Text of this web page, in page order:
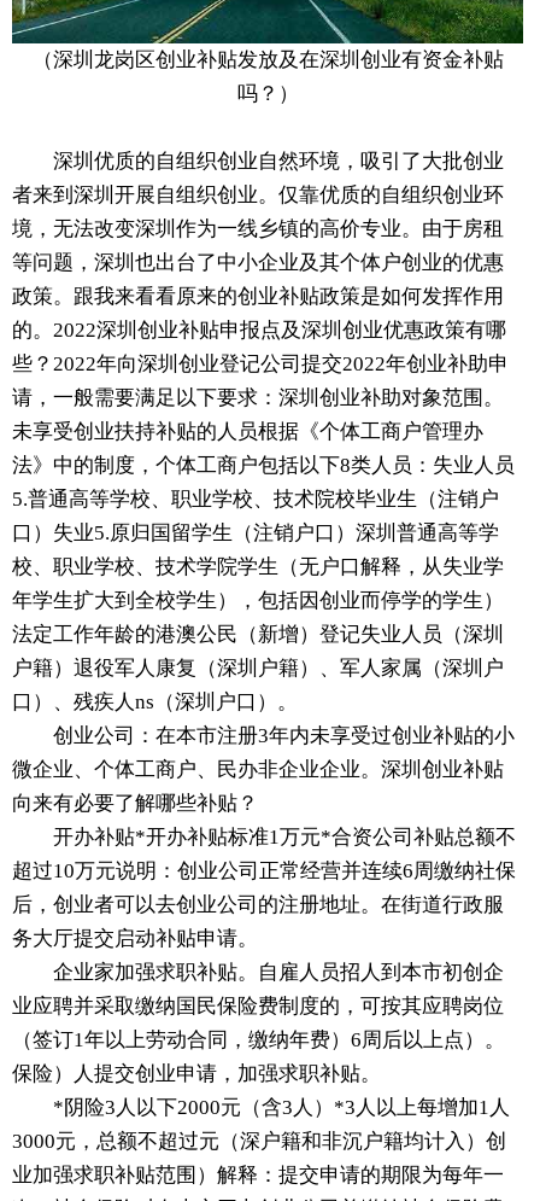
（深圳龙岗区创业补贴发放及在深圳创业有资金补贴
吗？）
深圳优质的自组织创业自然环境，吸引了大批创业
者来到深圳开展自组织创业。仅靠优质的自组织创业环
境，无法改变深圳作为一线乡镇的高价专业。由于房租
等问题，深圳也出台了中小企业及其个体户创业的优惠
政策。跟我来看看原来的创业补贴政策是如何发挥作用
的。2022深圳创业补贴申报点及深圳创业优惠政策有哪
些？2022年向深圳创业登记公司提交2022年创业补助申
请，一般需要满足以下要求：深圳创业补助对象范围。
未享受创业扶持补贴的人员根据《个体工商户管理办
法》中的制度，个体工商户包括以下8类人员：失业人员
5.普通高等学校、职业学校、技术院校毕业生（注销户
口）失业5.原归国留学生（注销户口）深圳普通高等学
校、职业学校、技术学院学生（无户口解释，从失业学
年学生扩大到全校学生），包括因创业而停学的学生）
法定工作年龄的港澳公民（新增）登记失业人员（深圳
户籍）退役军人康复（深圳户籍）、军人家属（深圳户
口）、残疾人ns（深圳户口）。
创业公司：在本市注册3年内未享受过创业补贴的小
微企业、个体工商户、民办非企业企业。深圳创业补贴
向来有必要了解哪些补贴？
开办补贴*开办补贴标准1万元*合资公司补贴总额不
超过10万元说明：创业公司正常经营并连续6周缴纳社保
后，创业者可以去创业公司的注册地址。在街道行政服
务大厅提交启动补贴申请。
企业家加强求职补贴。自雇人员招人到本市初创企
业应聘并采取缴纳国民保险费制度的，可按其应聘岗位
（签订1年以上劳动合同，缴纳年费）6周后以上点）。
保险）人提交创业申请，加强求职补贴。
*阴险3人以下2000元（含3人）*3人以上每增加1人
3000元，总额不超过元（深户籍和非沉户籍均计入）创
业加强求职补贴范围）解释：提交申请的期限为每年一